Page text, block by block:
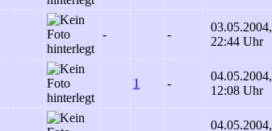
- -
03.05.2004,
22:44 Uhr
1 -
04.05.2004,
12:08 Uhr
04.05.2004,